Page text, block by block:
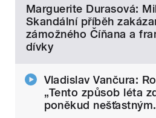
Marguerite Durasová:
Skandální příběh
zámožného Číňana a
dívky
Vladislav Vančura:
„Tento způsob léta
poněkud